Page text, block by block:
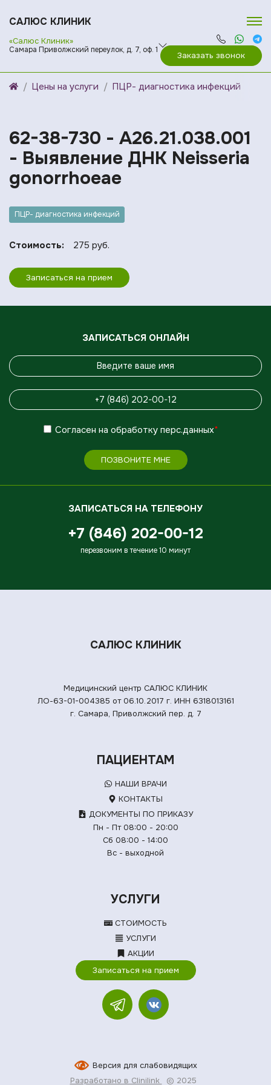
САЛЮС КЛИНИК
«Салюс Клиник»
Самара Приволжский переулок, д. 7, оф. 1
Заказать звонок
Цены на услуги ПЦР- диагностика инфекций
62-38-730 - A26.21.038.001
- Выявление ДНК Neisseria
gonorrhoeae
ПЦР- диагностика инфекций
Стоимость: 275 руб.
Записаться на прием
ЗАПИСАТЬСЯ ОНЛАЙН
Согласен на обработку перс.данных*
ПОЗВОНИТЕ МНЕ
ЗАПИСАТЬСЯ НА ТЕЛЕФОНУ
+7 (846) 202-00-12
перезвоним в течение 10 минут
САЛЮС КЛИНИК
Медицинский центр САЛЮС КЛИНИК
ЛО-63-01-004385 от 06.10.2017 г. ИНН 6318013161
г. Самара, Приволжский пер. д. 7
ПАЦИЕНТАМ
НАШИ ВРАЧИ
КОНТАКТЫ
ДОКУМЕНТЫ ПО ПРИКАЗУ
Пн - Пт 08:00 - 20:00
Сб 08:00 - 14:00
Вс - выходной
УСЛУГИ
СТОИМОСТЬ
УСЛУГИ
АКЦИИ
Записаться на прием
Версия для слабовидящих
Разработано в Clinilink
© 2025